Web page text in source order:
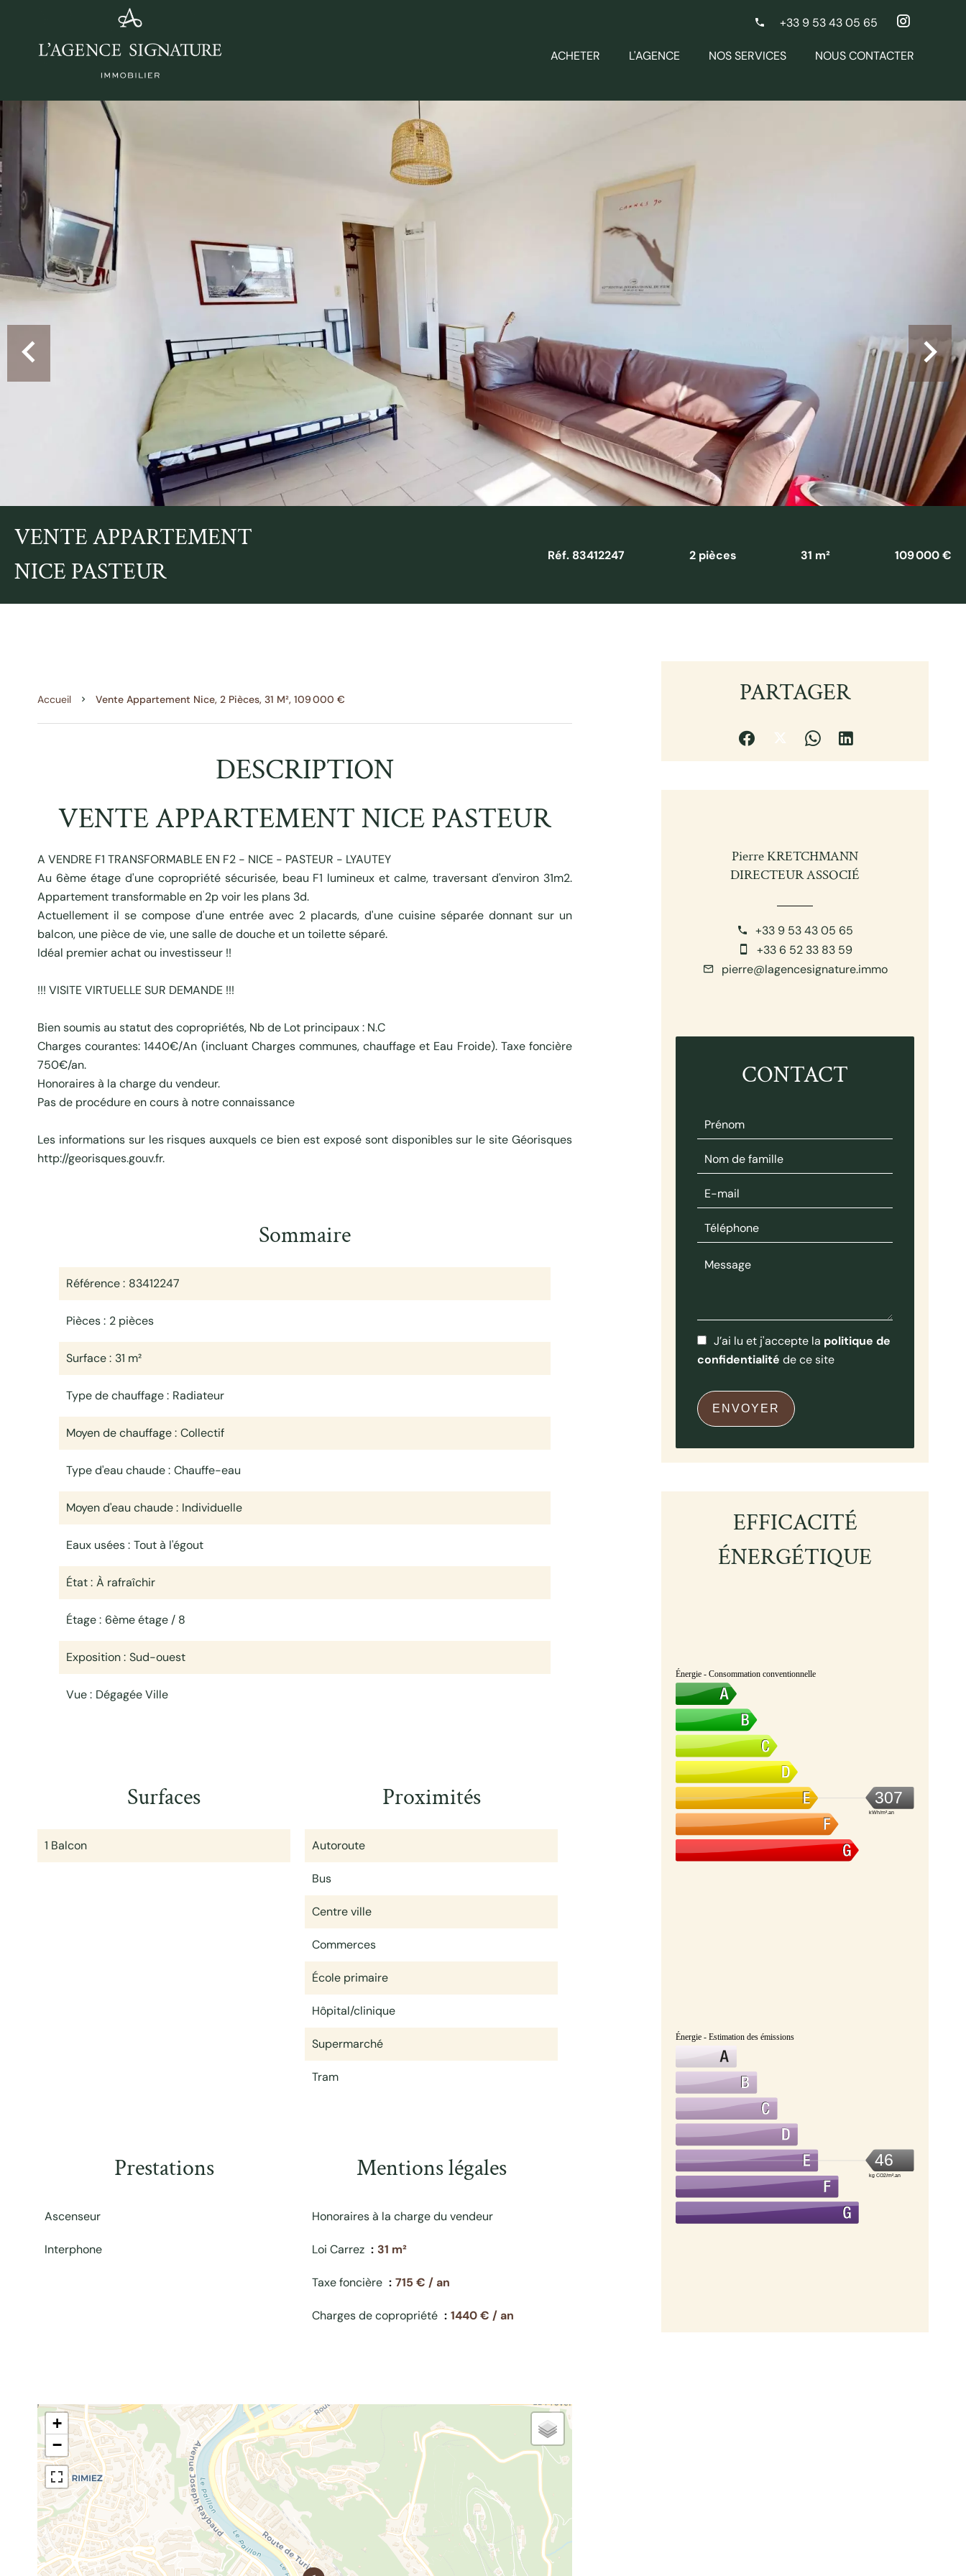
+33 9 53 43 05 65
ACHETER L'AGENCE NOS SERVICES NOUS CONTACTER
VENTE APPARTEMENT
NICE PASTEUR
Réf. 83412247 2 pièces 31 m² 109 000 €
Accueil Vente Appartement Nice, 2 Pièces, 31 M², 109 000 €
DESCRIPTION
VENTE APPARTEMENT NICE PASTEUR
A VENDRE F1 TRANSFORMABLE EN F2 - NICE - PASTEUR - LYAUTEY
Au 6ème étage d'une copropriété sécurisée, beau F1 lumineux et calme, traversant d'environ 31m2.
Appartement transformable en 2p voir les plans 3d.
Actuellement il se compose d'une entrée avec 2 placards, d'une cuisine séparée donnant sur un
balcon, une pièce de vie, une salle de douche et un toilette séparé.
Idéal premier achat ou investisseur !!
!!! VISITE VIRTUELLE SUR DEMANDE !!!
Bien soumis au statut des copropriétés, Nb de Lot principaux : N.C
Charges courantes: 1440€/An (incluant Charges communes, chauffage et Eau Froide). Taxe foncière
750€/an.
Honoraires à la charge du vendeur.
Pas de procédure en cours à notre connaissance
Les informations sur les risques auxquels ce bien est exposé sont disponibles sur le site Géorisques
http://georisques.gouv.fr.
Sommaire
Référence 83412247
Pièces 2 pièces
Surface 31 m²
Type de chauffage Radiateur
Moyen de chauffage Collectif
Type d'eau chaude Chauffe-eau
Moyen d'eau chaude Individuelle
Eaux usées Tout à l'égout
État À rafraîchir
Étage 6ème étage / 8
Exposition Sud-ouest
Vue Dégagée Ville
Surfaces
1 Balcon
Proximités
Autoroute
Bus
Centre ville
Commerces
École primaire
Hôpital/clinique
Supermarché
Tram
Prestations
Ascenseur
Interphone
Mentions légales
Honoraires à la charge du vendeur
Loi Carrez 31 m²
Taxe foncière 715 € / an
Charges de copropriété 1440 € / an
+
−
PARTAGER
Pierre KRETCHMANN
DIRECTEUR ASSOCIÉ
+33 9 53 43 05 65
+33 6 52 33 83 59
pierre@lagencesignature.immo
CONTACT
J’ai lu et j'accepte la politique de
confidentialité de ce site
ENVOYER
EFFICACITÉ
ÉNERGÉTIQUE
Énergie - Consommation conventionnelle
307
kWh/m².an
Énergie - Estimation des émissions
46
kg CO2/m².an